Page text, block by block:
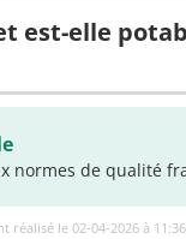
est-elle
normes de qualité
réalisé le 02-04-2026 à